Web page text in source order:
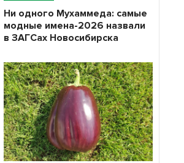
Ни одного Мухаммеда: самые
модные имена-2026 назвали
в ЗАГСах Новосибирска